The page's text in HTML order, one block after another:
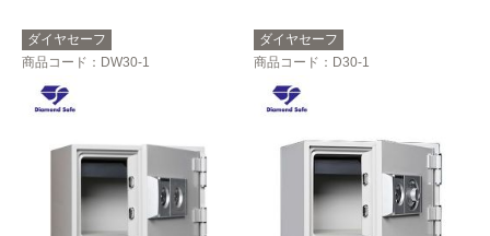
ダイヤセーフ
商品コード ：DW30-1
ダイヤセーフ
商品コード ：D30-1